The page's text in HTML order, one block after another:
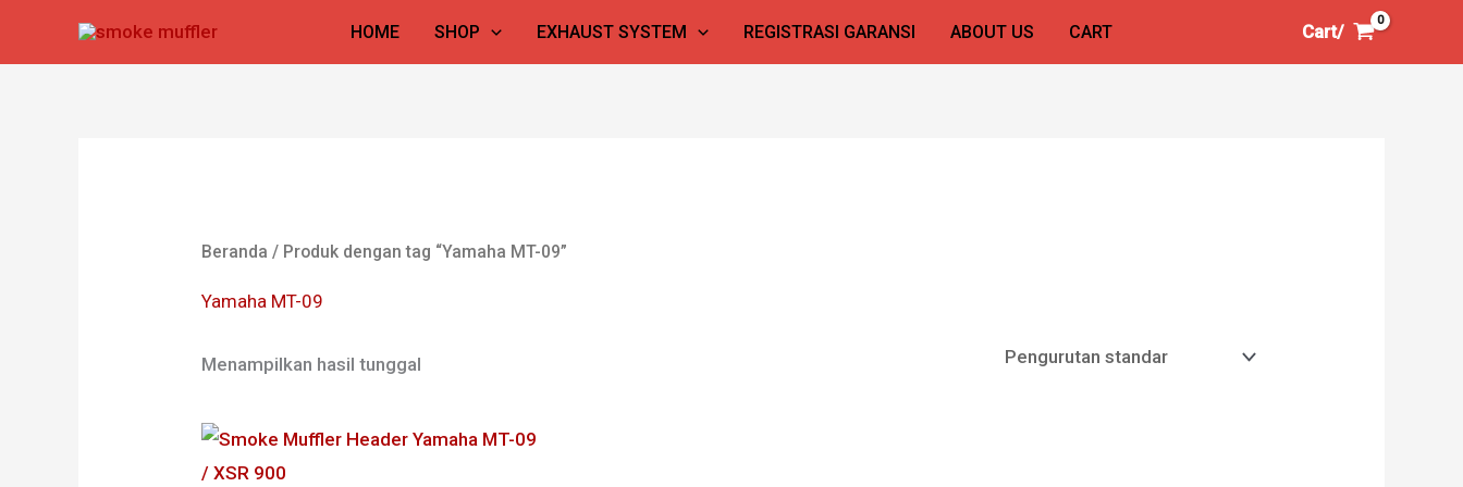
HOME SHOP EXHAUST SYSTEM REGISTRASI GARANSI ABOUT US CART Cart/
Beranda / Produk dengan tag “Yamaha MT-09”
Yamaha MT-09
Menampilkan hasil tunggal